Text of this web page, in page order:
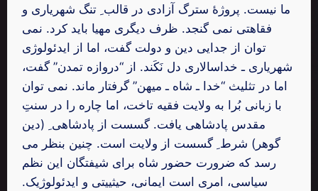
ما نیست. پروژۀ سترگ آزادی در قالب ِ تنگ شهریاری و
فقاهتی نمی گنجد. ظرف دیگری مهیا باید کرد. نمی
توان از جدایی دین و دولت گفت، اما از ایدئولوژی
شهریاری ـ خداسالاری دل نَکَند. از “دروازه تمدن” گفت،
اما در تثلیث “خدا ـ شاه ـ میهن” گرفتار ماند. نمی توان
با زبانی بُرا به ولایت فقیه تاخت، اما چاره را در سنتِ
مقدس پادشاهی یافت. گسست از پادشاهی ِ (دین
گوهر) شرط ِ گسست از ولایت است. چنین بنظر می
رسد که ضرورت حضور شاه برای شیفتگان این نظم
سیاسی، امری است ایمانی، حیثییتی و ایدئولوژیک.